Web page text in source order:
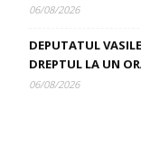
06/08/2026
DEPUTATUL
DREPTUL LA UN
06/08/2026